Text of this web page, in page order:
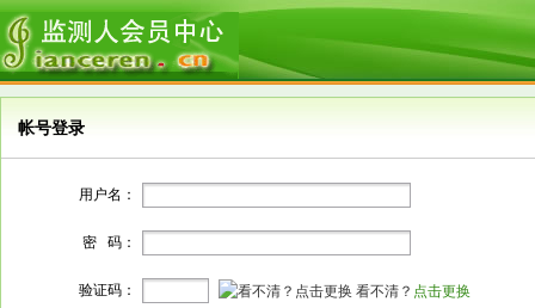
帐号登录
用户名：
密 码：
验证码： 看不清？ 点击更换